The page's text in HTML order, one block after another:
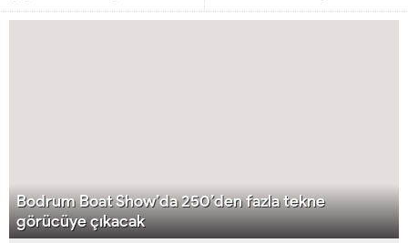
kilometrelik kıyı şeridini daha
Fas’ın önemli ticaret ve turizm
Bodrum Boat Show’da 250’den fazla tekne
görücüye çıkacak